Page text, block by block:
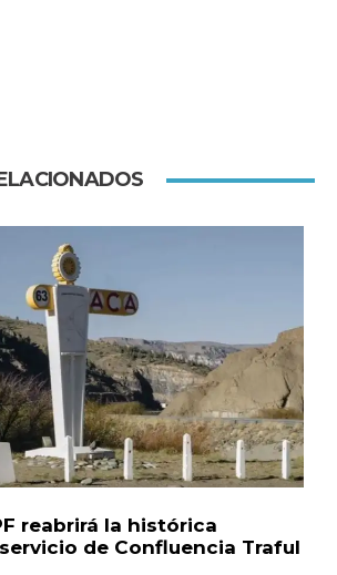
reabrirá la histórica
de Confluencia Traful